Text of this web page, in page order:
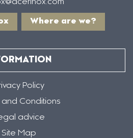
Where are we?
Policy
and Conditions
advice
Site Map